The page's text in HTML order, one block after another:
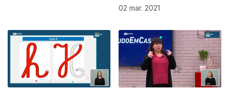
02 mar. 2021